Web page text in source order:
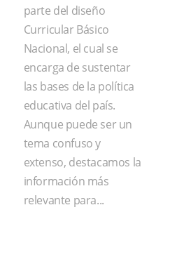
parte del diseño
Curricular Básico
Nacional, el cual se
encarga de sustentar
las bases de la política
educativa del país.
Aunque puede ser un
tema confuso y
extenso, destacamos la
información más
relevante para...